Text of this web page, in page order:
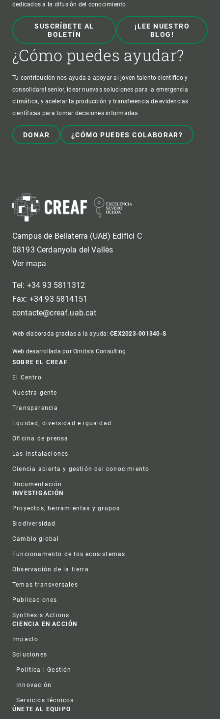
dedicados a la difusión del conocimiento.
SUSCRÍBETE AL
BOLETÍN
¡LEE NUESTRO
BLOG!
¿Cómo puedes ayudar?
Tu contribución nos ayuda a apoyar al joven talento científico y
consolidarel senior, idear nuevas soluciones para la emergencia
climática, y acelerar la producción y transferencia de evidencias
científicas para tomar decisiones informadas.
DONAR ¿CÓMO PUEDES COLABORAR?
Campus de Bellaterra (UAB) Edifici C
08193 Cerdanyola del Vallès
Ver mapa
Tel: +34 93 5811312
Fax: +34 93 5814151
contacte@creaf.uab.cat
Web elaborada gracias a la ayuda:CEX2023-001340-S
Web desarrollada por Omitsis Consulting
Footer
SOBRE EL CREAF
El Centro
Nuestra gente
Transparencia
Equidad, diversidad e igualdad
Oficina de prensa
Las instalaciones
Ciencia abierta y gestión del conocimiento
Documentación
INVESTIGACIÓN
Proyectos, herramientas y grupos
Biodiversidad
Cambio global
Funcionamento de los ecosistemas
Observación de la tierra
Temas transversales
Publicaciones
Synthesis Actions
CIENCIA EN ACCIÓN
Impacto
Soluciones
Política i Gestión
Innovación
Servicios técnicos
ÚNETE AL EQUIPO